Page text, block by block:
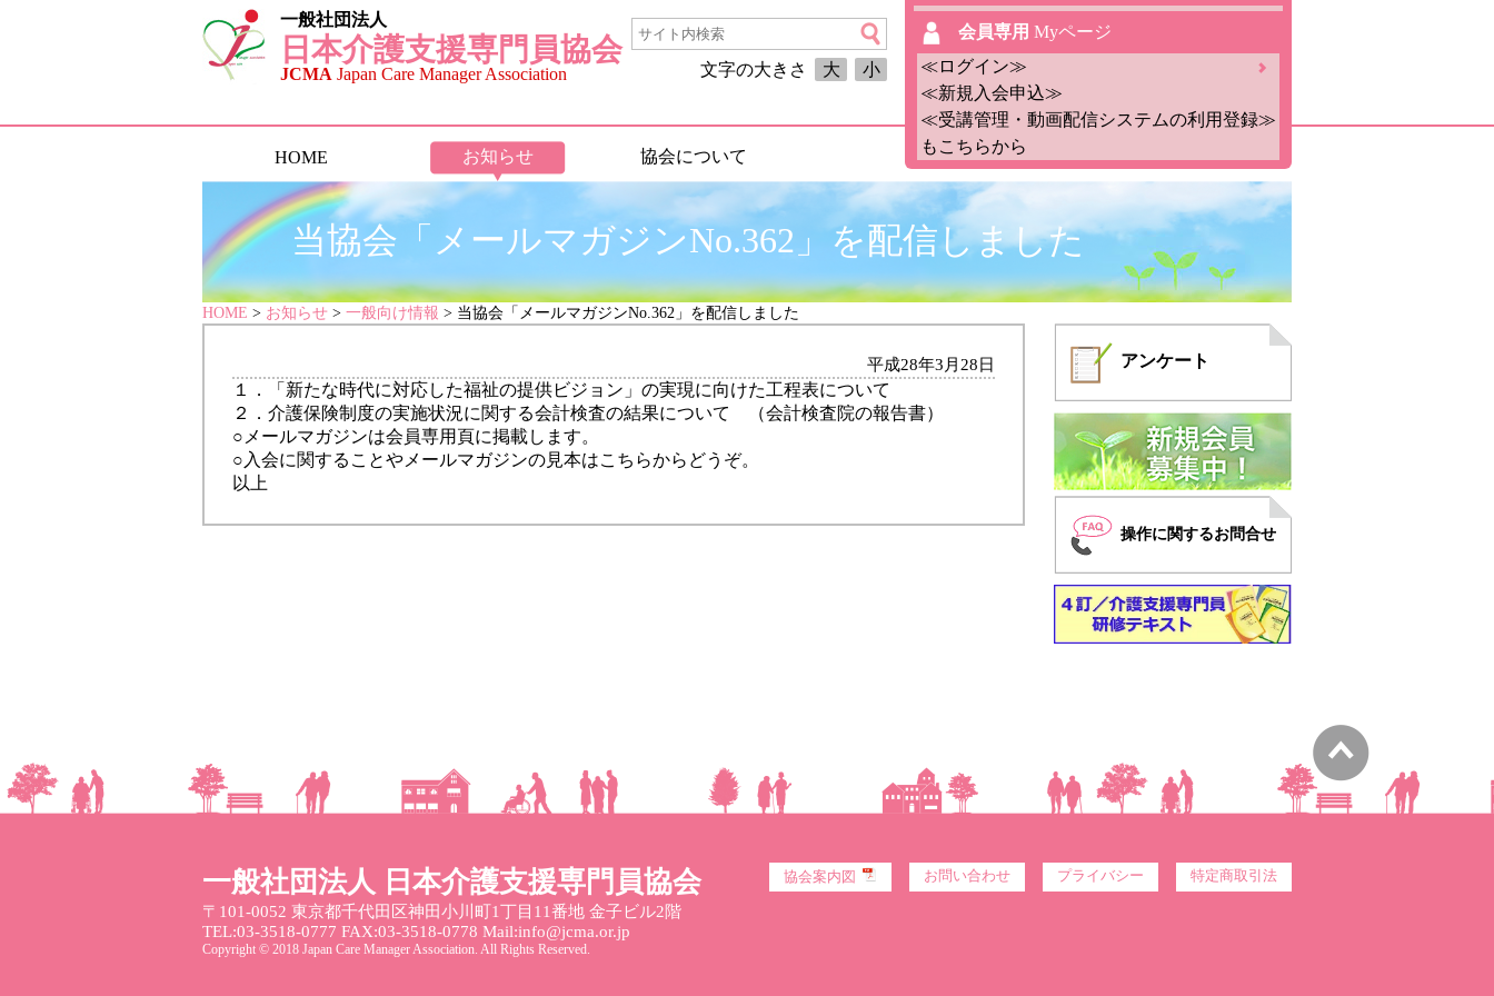
一般社団法人
日本介護支援専門員協会
JCMA Japan Care Manager Association 文字の大きさ 大 小
会員専用 Myページ
≪ログイン≫
≪新規入会申込≫
≪受講管理・動画配信システムの利用登録≫
もこちらから
HOME お知らせ 協会について
当協会「メールマガジンNo.362」を配信しました
HOME > お知らせ > 一般向け情報 > 当協会「メールマガジンNo.362」を配信しました
平成28年3月28日
１．「新たな時代に対応した福祉の提供ビジョン」の実現に向けた工程表について
２．介護保険制度の実施状況に関する会計検査の結果について （会計検査院の報告書）
○メールマガジンは会員専用頁に掲載します。
○入会に関することや メールマガジンの見本はこちらからどうぞ。
以上
アンケート
操作に関するお問合せ
一般社団法人 日本介護支援専門員協会
〒101-0052 東京都千代田区神田小川町1丁目11番地 金子ビル2階
TEL:03-3518-0777 FAX:03-3518-0778 Mail:info@jcma.or.jp
Copyright © 2018 Japan Care Manager Association. All Rights Reserved.
協会案内図 お問い合わせ プライバシー 特定商取引法